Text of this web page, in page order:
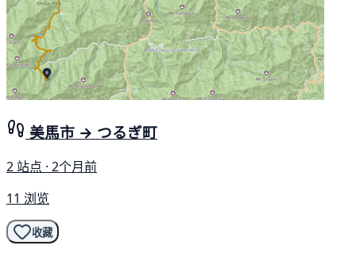
美馬市 → つるぎ町
2 站点 · 2个月前
11 浏览
收藏